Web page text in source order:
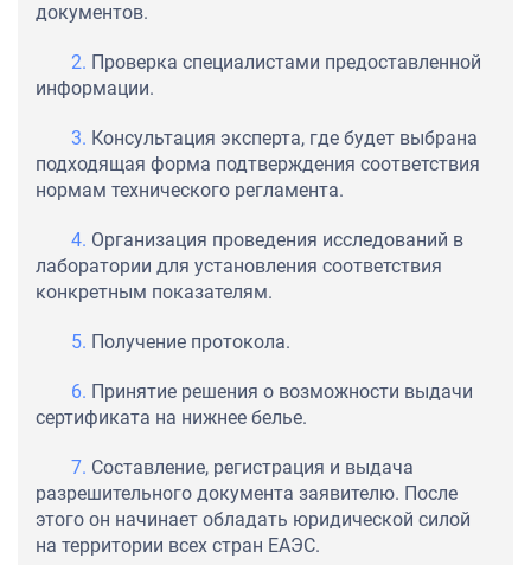
документов.
Проверка специалистами предоставленной
информации.
Консультация эксперта, где будет выбрана
подходящая форма подтверждения соответствия
нормам технического регламента.
Организация проведения исследований в
лаборатории для установления соответствия
конкретным показателям.
Получение протокола.
Принятие решения о возможности выдачи
сертификата на нижнее белье.
Составление, регистрация и выдача
разрешительного документа заявителю. После
этого он начинает обладать юридической силой
на территории всех стран ЕАЭС.